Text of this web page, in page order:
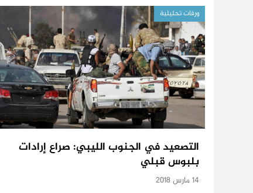
ورقات تحليلية
التصعيد في الجنوب الليبي: صراع إرادات
بلبوس قبلي
14 مارس 2018